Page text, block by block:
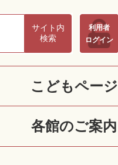
サイト内
検索
利用者
ログイン
こどもページ
各館のご案内